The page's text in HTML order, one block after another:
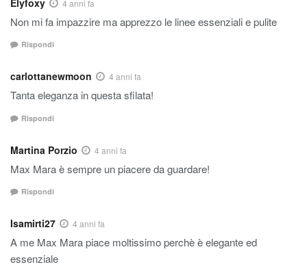
4 anni fa
Non mi fa impazzire ma apprezzo le linee essenziali e pulite
Rispondi
carlottanewmoon 4 anni fa
Tanta eleganza in questa sfilata!
Rispondi
Martina Porzio 4 anni fa
Max Mara è sempre un piacere da guardare!
Rispondi
Isamirti27 4 anni fa
A me Max Mara piace moltissimo perchè è elegante ed
essenziale